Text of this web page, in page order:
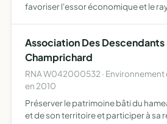
favoriser l'essor économique et le
Association Des Descendants
Champrichard
RNA W042000532 · Environnement
en 2010
Préserver le patrimoine bâti du
et de son territoire et participer à sa